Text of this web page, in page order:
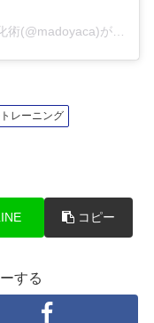
レーニング
コピー
する